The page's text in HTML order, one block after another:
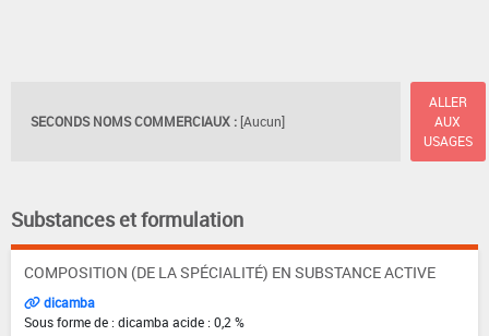
SECONDS NOMS COMMERCIAUX : [Aucun]
ALLER
AUX
USAGES
Substances et formulation
COMPOSITION (DE LA SPÉCIALITÉ) EN SUBSTANCE ACTIVE
dicamba
Sous forme de : dicamba acide : 0,2 %